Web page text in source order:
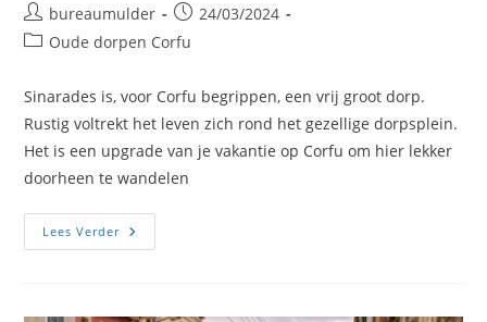
Bericht
auteur:
bureaumulder
Bericht
gepubliceerd
24/03/2024
Berichtcategorie:
Oude dorpen Corfu
Sinarades is, voor Corfu begrippen, een vrij groot dorp.
Rustig voltrekt het leven zich rond het gezellige dorpsplein.
Het is een upgrade van je vakantie op Corfu om hier lekker
doorheen te wandelen
Lees VerderSinarades
Fotos